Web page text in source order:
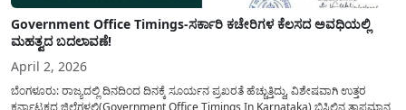
Government Office Timings-ಸರ್ಕಾರಿ ಕಚೇರಿಗಳ ಕೆಲಸದ ಅವಧಿಯಲ್ಲಿ
ಮಹತ್ವದ ಬದಲಾವಣೆ!
April 2, 2026
ಬೆಂಗಳೂರು: ರಾಜ್ಯದಲ್ಲಿ ದಿನದಿಂದ ದಿನಕ್ಕೆ ಸೂರ್ಯನ ಪ್ರಖರತೆ ಹೆಚ್ಚುತ್ತಿದ್ದು, ವಿಶೇಷವಾಗಿ ಉತ್ತರ
ಕರ್ನಾಟಕದ ಜಿಲ್ಲೆಗಳಲ್ಲಿ(Government Office Timings In Karnataka) ಬಿಸಿಲಿನ ತಾಪಮಾನ